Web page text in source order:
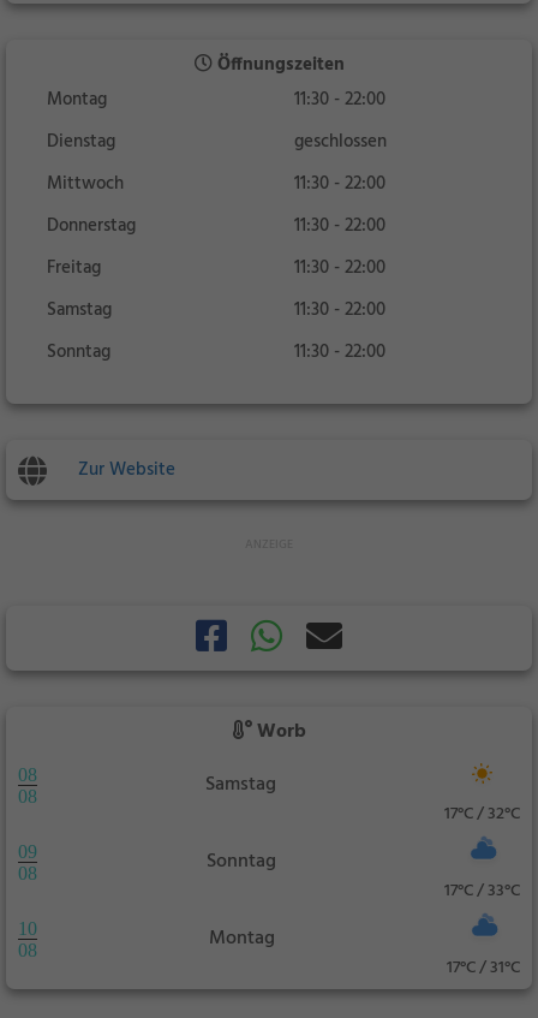
Öffnungszeiten
Montag
11:30 - 22:00
Dienstag
geschlossen
Mittwoch
11:30 - 22:00
Donnerstag
11:30 - 22:00
Freitag
11:30 - 22:00
Samstag
11:30 - 22:00
Sonntag
11:30 - 22:00
Zur Website
Worb
08
08
Samstag
17°C / 32°C
09
08
Sonntag
17°C / 33°C
10
08
Montag
17°C / 31°C